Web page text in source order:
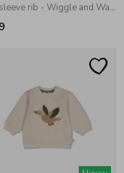
Longsleeve rib - Wiggle and Waddle Groen